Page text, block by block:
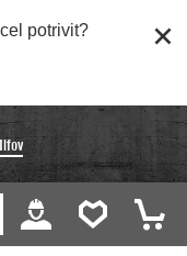
potrivit?